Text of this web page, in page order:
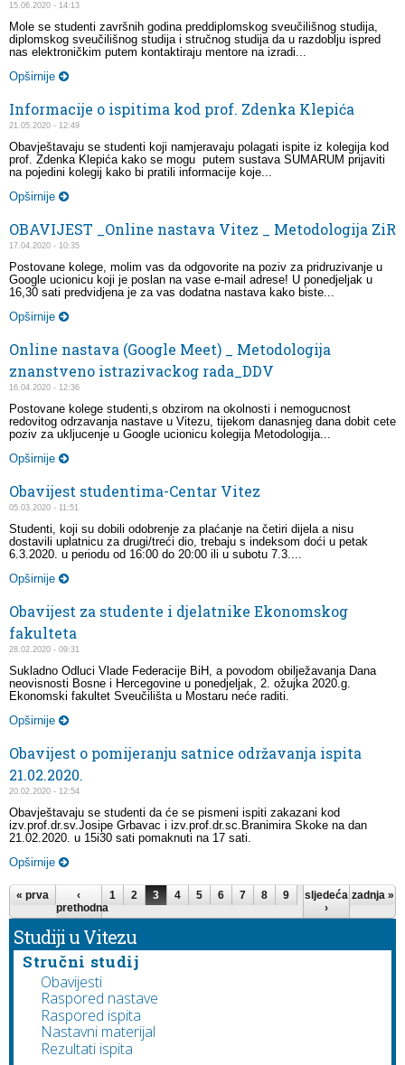
15.06.2020 - 14:13
Mole se studenti završnih godina preddiplomskog sveučilišnog studija,
diplomskog sveučilišnog studija i stručnog studija da u razdoblju ispred
nas elektroničkim putem kontaktiraju mentore na izradi...
Opširnije
Informacije o ispitima kod prof. Zdenka Klepića
21.05.2020 - 12:49
Obavještavaju se studenti koji namjeravaju polagati ispite iz kolegija kod
prof. Zdenka Klepića kako se mogu putem sustava SUMARUM prijaviti
na pojedini kolegij kako bi pratili informacije koje...
Opširnije
OBAVIJEST _Online nastava Vitez _ Metodologija ZiR
17.04.2020 - 10:35
Postovane kolege, molim vas da odgovorite na poziv za pridruzivanje u
Google ucionicu koji je poslan na vase e-mail adrese! U ponedjeljak u
16,30 sati predvidjena je za vas dodatna nastava kako biste...
Opširnije
Online nastava (Google Meet) _ Metodologija
znanstveno istrazivackog rada_DDV
16.04.2020 - 12:36
Postovane kolege studenti,s obzirom na okolnosti i nemogucnost
redovitog odrzavanja nastave u Vitezu, tijekom danasnjeg dana dobit cete
poziv za ukljucenje u Google ucionicu kolegija Metodologija...
Opširnije
Obavijest studentima-Centar Vitez
05.03.2020 - 11:51
Studenti, koji su dobili odobrenje za plaćanje na četiri dijela a nisu
dostavili uplatnicu za drugi/treći dio, trebaju s indeksom doći u petak
6.3.2020. u periodu od 16:00 do 20:00 ili u subotu 7.3....
Opširnije
Obavijest za studente i djelatnike Ekonomskog
fakulteta
28.02.2020 - 09:31
Sukladno Odluci Vlade Federacije BiH, a povodom obilježavanja Dana
neovisnosti Bosne i Hercegovine u ponedjeljak, 2. ožujka 2020.g.
Ekonomski fakultet Sveučilišta u Mostaru neće raditi.
Opširnije
Obavijest o pomijeranju satnice održavanja ispita
21.02.2020.
20.02.2020 - 12:54
Obavještavaju se studenti da će se pismeni ispiti zakazani kod
izv.prof.dr.sv.Josipe Grbavac i izv.prof.dr.sc.Branimira Skoke na dan
21.02.2020. u 15i30 sati pomaknuti na 17 sati.
Opširnije
Stranice
« prva
‹
prethodna
1 2 3 4 5 6 7 8 9 …
sljedeća
›
zadnja »
Studiji u Vitezu
Stručni studij
Obavijesti
Raspored nastave
Raspored ispita
Nastavni materijal
Rezultati ispita